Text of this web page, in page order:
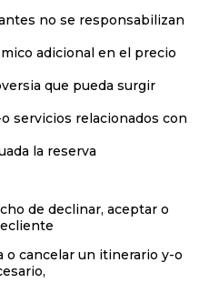
no se responsabilizan
adicional en el precio
que pueda surgir
servicios relacionados con
la reserva
de declinar, aceptar o
o cancelar un itinerario y-o